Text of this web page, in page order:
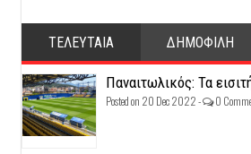
ΤΕΛΕΥΤΑΙΑ ΔΗΜΟΦΙΛΗ
Παναιτωλικός: Τα
Posted on 20 Dec 2022 - 0